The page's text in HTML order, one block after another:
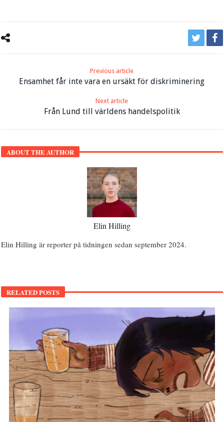
Previous article
Ensamhet får inte vara en ursäkt för diskriminering
Next article
Från Lund till världens handelspolitik
ABOUT THE AUTHOR
Elin Hilling
Elin Hilling är reporter på tidningen sedan september 2024.
RELATED POSTS